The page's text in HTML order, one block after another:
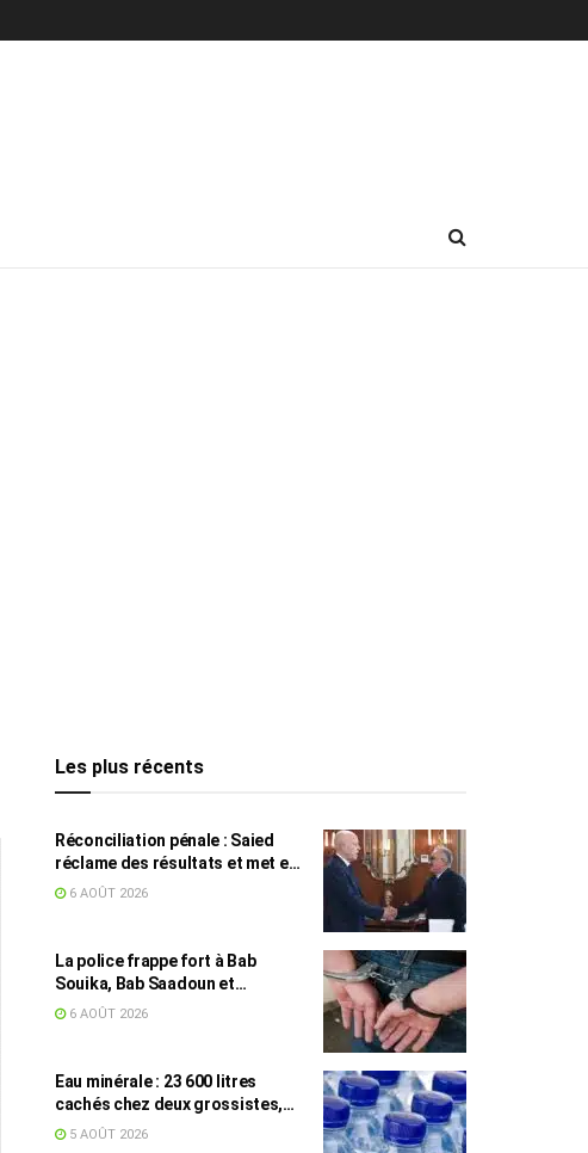
Les plus récents
Réconciliation pénale : Saied
réclame des résultats et met en
garde contre les retards
6 AOÛT 2026
La police frappe fort à Bab
Souika, Bab Saadoun et
Halfaouine : 15 individus
6 AOÛT 2026
Eau minérale : 23 600 litres
cachés chez deux grossistes,
les tensions persistent
5 AOÛT 2026